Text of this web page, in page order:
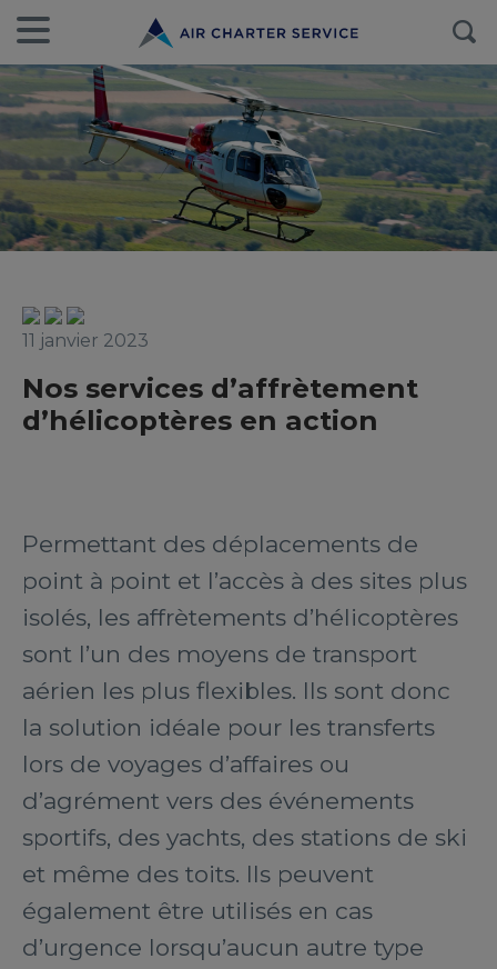
11 janvier 2023
Nos services d’affrètement
d’hélicoptères en action
Permettant des déplacements de
point à point et l’accès à des sites plus
isolés, les affrètements d’hélicoptères
sont l’un des moyens de transport
aérien les plus flexibles. Ils sont donc
la solution idéale pour les transferts
lors de voyages d’affaires ou
d’agrément vers des événements
sportifs, des yachts, des stations de ski
et même des toits. Ils peuvent
également être utilisés en cas
d’urgence lorsqu’aucun autre type